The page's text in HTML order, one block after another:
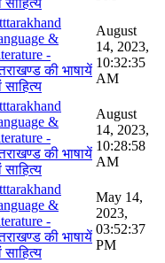
&
-
की भाषायें
साहित्य
August
14, 2023,
10:32:35
AM
&
-
की भाषायें
साहित्य
August
14, 2023,
10:28:58
AM
&
-
की भाषायें
साहित्य
May 14,
2023,
03:52:37
PM